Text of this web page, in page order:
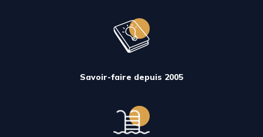
Savoir-faire depuis 2005